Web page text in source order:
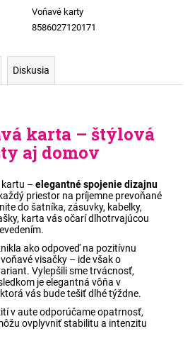
Voňavé karty
8586027120171
Diskusia
karta – štýlová
aj domov
kartu – elegantné spojenie dizajnu
priestor na príjemne prevoňané
do šatníka, zásuvky, kabelky,
karta vás očarí dlhotrvajúcou
ako odpoveď na pozitívnu
visačky – ide však o
Vylepšili sme trvácnosť,
je elegantná vôňa v
vás bude tešiť dlhé týždne.
v aute odporúčame opatrnosť,
ovplyvniť stabilitu a intenzitu